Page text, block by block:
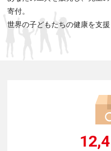
寄付。
世界の子どもたちの健康を支援